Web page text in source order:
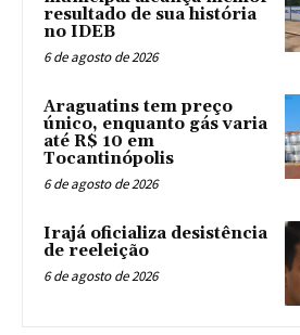
resultado de sua história
no IDEB
6 de agosto de 2026
Araguatins tem preço
único, enquanto gás varia
até R$ 10 em
Tocantinópolis
6 de agosto de 2026
Irajá oficializa desistência
de reeleição
6 de agosto de 2026